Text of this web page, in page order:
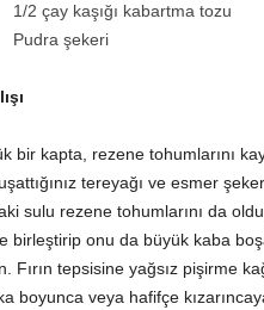
1/2 çay kaşığı kabartma tozu
Pudra şekeri
bir kapta, rezene tohumlarını
tereyağı ve esmer
sulu rezene tohumlarını da
birleştirip onu da büyük kaba
Fırın tepsisine yağsız pişirme
boyunca veya hafifçe